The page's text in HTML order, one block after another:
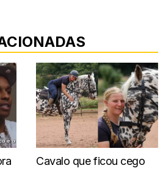
Cavalo que ficou cego